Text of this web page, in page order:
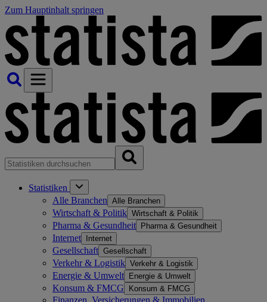
Zum Hauptinhalt springen
Statistiken
Alle Branchen Alle Branchen
Wirtschaft & Politik Wirtschaft & Politik
Pharma & Gesundheit Pharma & Gesundheit
Internet Internet
Gesellschaft Gesellschaft
Verkehr & Logistik Verkehr & Logistik
Energie & Umwelt Energie & Umwelt
Konsum & FMCG Konsum & FMCG
Finanzen, Versicherungen & Immobilien